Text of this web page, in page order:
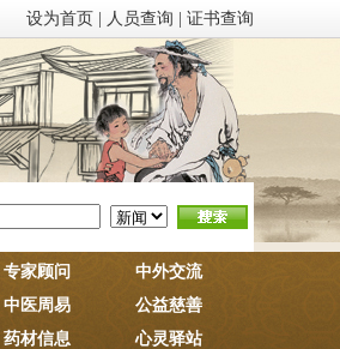
设为首页 人员查询 证书查询
专家顾问
中外交流
中医周易
公益慈善
药材信息 心灵驿站